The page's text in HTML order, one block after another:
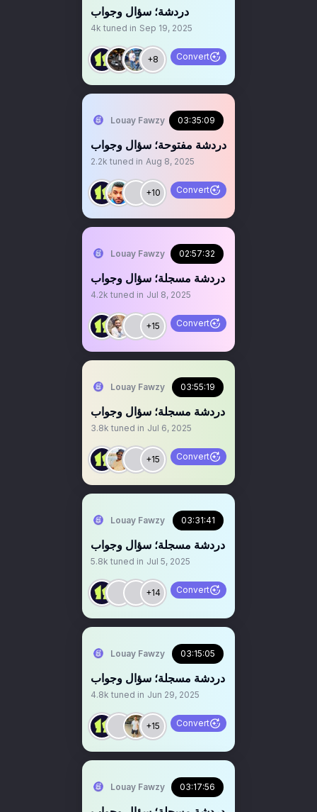
دردشة؛ سؤال وجواب
4k tuned in Sep 19, 2025
+8 Convert
Louay Fawzy 03:35:09
‏‏‏دردشة مفتوحة؛ سؤال وجواب
2.2k tuned in Aug 8, 2025
+10 Convert
Louay Fawzy 02:57:32
‏‏دردشة مسجلة؛ سؤال وجواب
4.2k tuned in Jul 8, 2025
+15 Convert
Louay Fawzy 03:55:19
دردشة مسجلة؛ سؤال وجواب
3.8k tuned in Jul 6, 2025
+15 Convert
Louay Fawzy 03:31:41
‏دردشة مسجلة؛ سؤال وجواب
5.8k tuned in Jul 5, 2025
+14 Convert
Louay Fawzy 03:15:05
‏‏‏دردشة مسجلة؛ سؤال وجواب
4.8k tuned in Jun 29, 2025
+15 Convert
Louay Fawzy 03:17:56